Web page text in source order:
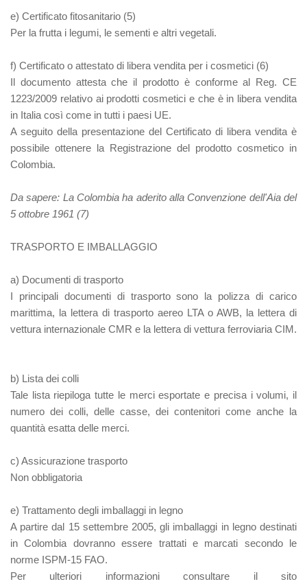
e) Certificato fitosanitario (5)
Per la frutta i legumi, le sementi e altri vegetali.
f) Certificato o attestato di libera vendita per i cosmetici (6)
Il documento attesta che il prodotto è conforme al Reg. CE
1223/2009 relativo ai prodotti cosmetici e che è in libera vendita
in Italia così come in tutti i paesi UE.
A seguito della presentazione del Certificato di libera vendita è
possibile ottenere la Registrazione del prodotto cosmetico in
Colombia.
Da sapere: La Colombia ha aderito alla Convenzione dell'Aia del
5 ottobre 1961 (7)
TRASPORTO E IMBALLAGGIO
a) Documenti di trasporto
I principali documenti di trasporto sono la polizza di carico
marittima, la lettera di trasporto aereo LTA o AWB, la lettera di
vettura internazionale CMR e la lettera di vettura ferroviaria CIM.
b) Lista dei colli
Tale lista riepiloga tutte le merci esportate e precisa i volumi, il
numero dei colli, delle casse, dei contenitori come anche la
quantità esatta delle merci.
c) Assicurazione trasporto
Non obbligatoria
e) Trattamento degli imballaggi in legno
A partire dal 15 settembre 2005, gli imballaggi in legno destinati
in Colombia dovranno essere trattati e marcati secondo le
norme ISPM-15 FAO.
Per ulteriori informazioni consultare il sito